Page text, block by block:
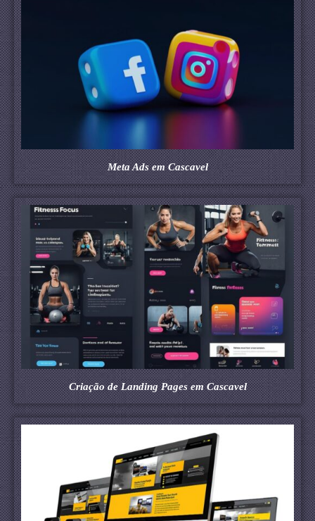
Meta Ads em Cascavel
Criação de Landing Pages em Cascavel